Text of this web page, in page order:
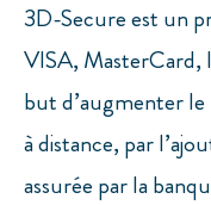
3D-Secure est un
VISA, MasterCard,
but d’augmenter le
à distance, par
assurée par la